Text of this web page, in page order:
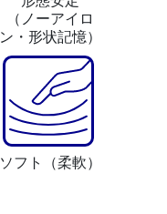
（ノーアイロ
ン・形状記憶）
ソフト （柔軟）